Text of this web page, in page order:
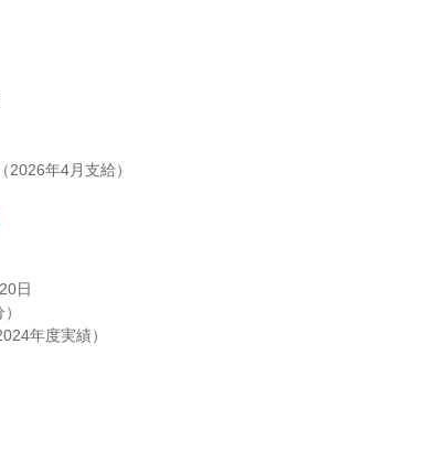
年4月支給）
日
年度実績）